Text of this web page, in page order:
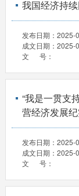
我国经济持
发布日期： 2025-
成文日期： 2025-
文 号：
“我是一贯支
营经济发展
发布日期： 2025-
成文日期： 2025-
文 号：